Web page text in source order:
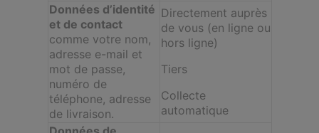
Données d’identité
et de contact
comme votre nom,
adresse e-mail et
mot de passe,
numéro de
téléphone, adresse
de livraison.
Directement auprès
de vous (en ligne ou
hors ligne)
Tiers
Collecte
automatique